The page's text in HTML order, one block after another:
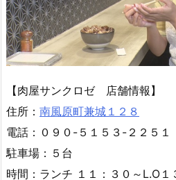
【肉屋サンクロゼ 店舗情報】
住所： 南風原町兼城１２８
電話：０９０-５１５３-２２５１
駐車場：５台
時間：ランチ １１：３０～L.O１